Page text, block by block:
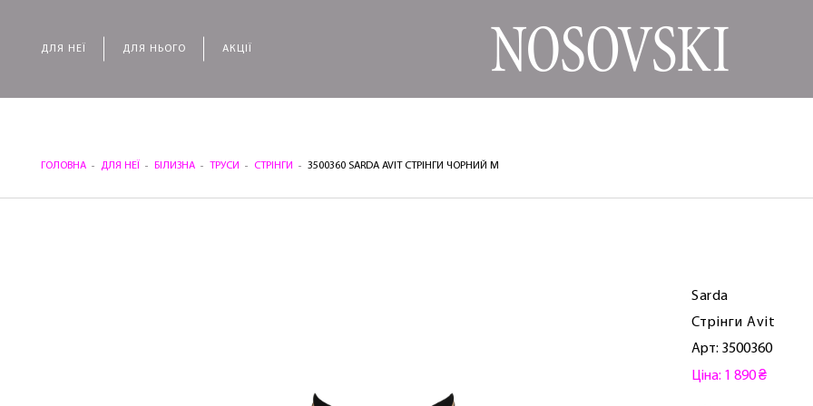
ДЛЯ НЕЇ ДЛЯ НЬОГО АКЦІЇ
ГОЛОВНА ДЛЯ НЕЇ БІЛИЗНА ТРУСИ СТРІНГИ 3500360 SARDA AVIT СТРІНГИ ЧОРНИЙ M
Sarda
Стрінги Avit
Арт: 3500360
Ціна: 1 890 ₴